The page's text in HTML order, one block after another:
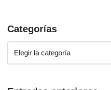
Categorías